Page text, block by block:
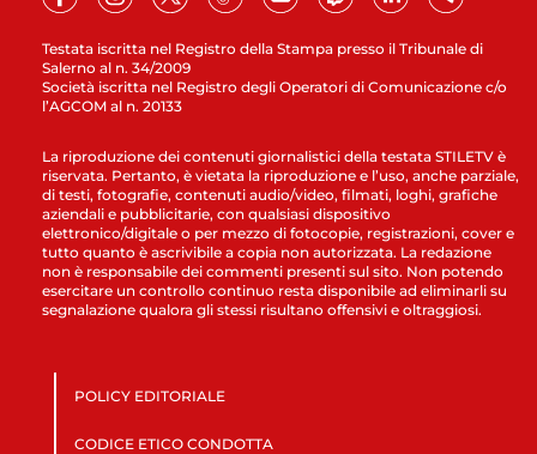
Testata iscritta nel Registro della Stampa presso il Tribunale di
Salerno al n. 34/2009
Società iscritta nel Registro degli Operatori di Comunicazione c/o
l’AGCOM al n. 20133
La riproduzione dei contenuti giornalistici della testata STILETV è
riservata. Pertanto, è vietata la riproduzione e l’uso, anche parziale,
di testi, fotografie, contenuti audio/video, filmati, loghi, grafiche
aziendali e pubblicitarie, con qualsiasi dispositivo
elettronico/digitale o per mezzo di fotocopie, registrazioni, cover e
tutto quanto è ascrivibile a copia non autorizzata. La redazione
non è responsabile dei commenti presenti sul sito. Non potendo
esercitare un controllo continuo resta disponibile ad eliminarli su
segnalazione qualora gli stessi risultano offensivi e oltraggiosi.
POLICY EDITORIALE
CODICE ETICO CONDOTTA